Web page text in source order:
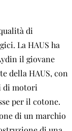
di
La HAUS ha
il giovane
della HAUS, con
di motori
per il cotone.
di un marchio